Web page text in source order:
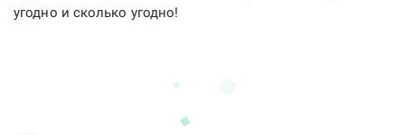
угодно и сколько угодно!